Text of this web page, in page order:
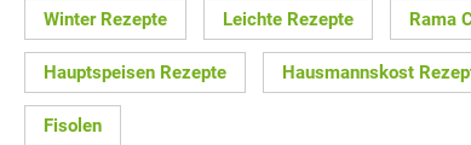
Winter Rezepte Leichte Rezepte Rama
Hauptspeisen Rezepte Hausmannskost
Fisolen